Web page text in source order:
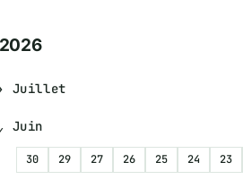
2026
Juillet
Juin
30 29 27 26 25 24 23